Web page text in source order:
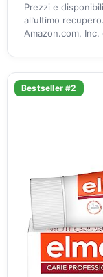
Prezzi e
all’ultimo
Amazon.com,
Bestseller #2